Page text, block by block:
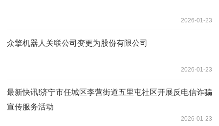
2026-01-23
众擎机器人关联公司变更为股份有限公司
2026-01-23
最新快讯!济宁市任城区李营街道五里屯社区开展反电信诈骗
宣传服务活动
2026-01-23